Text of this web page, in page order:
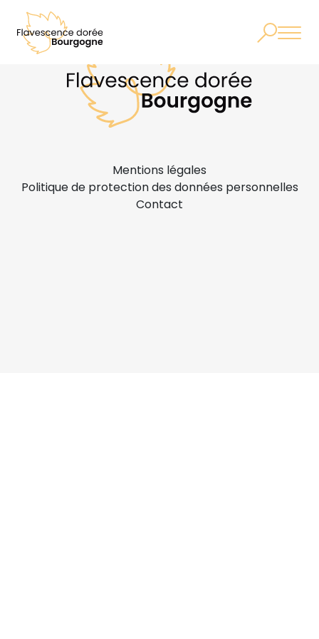
Mentions légales
Politique de protection des données personnelles
Contact